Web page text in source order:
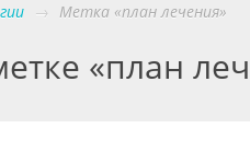
→ Метка «план лечения»
«план